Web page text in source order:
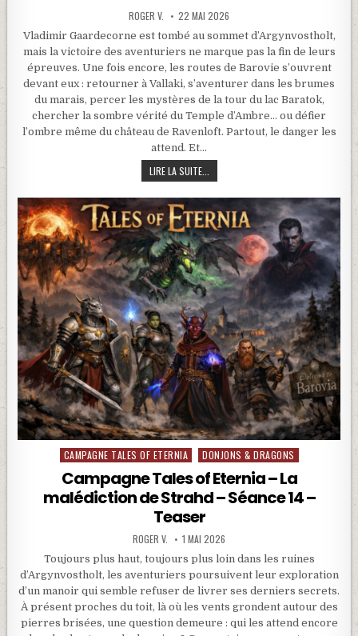
ROGER V. 22 MAI 2026
Vladimir Gaardecorne est tombé au sommet d’Argynvostholt,
mais la victoire des aventuriers ne marque pas la fin de leurs
épreuves. Une fois encore, les routes de Barovie s’ouvrent
devant eux : retourner à Vallaki, s’aventurer dans les brumes
du marais, percer les mystères de la tour du lac Baratok,
chercher la sombre vérité du Temple d’Ambre… ou défier
l’ombre même du château de Ravenloft. Partout, le danger les
attend. Et…
LIRE LA SUITE...
Posted in
CAMPAGNE TALES OF ETERNIA DONJONS & DRAGONS
Campagne Tales of Eternia – La
malédiction de Strahd – Séance 14 –
Teaser
ROGER V. 1 MAI 2026
Toujours plus haut, toujours plus loin dans les ruines
d’Argynvostholt, les aventuriers poursuivent leur exploration
d’un manoir qui semble refuser de livrer ses derniers secrets.
À présent proches du toit, là où les vents grondent autour des
pierres brisées, une question demeure : qui les attend encore